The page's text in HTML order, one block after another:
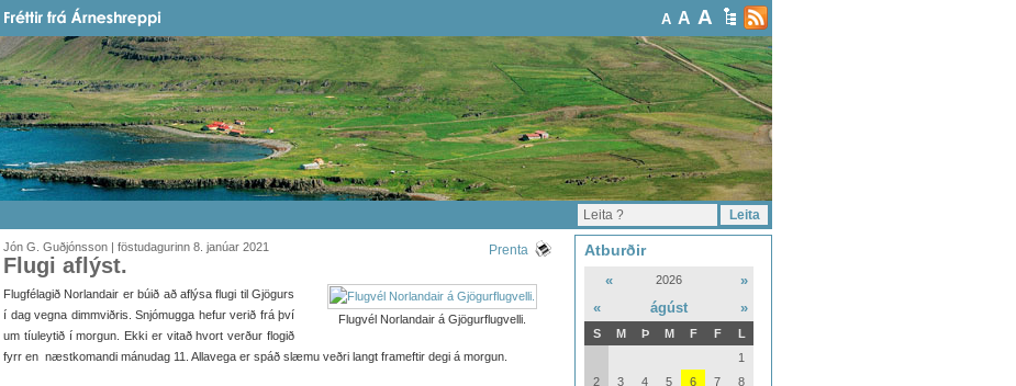
A A A
Jón G. Guðjónsson | föstudagurinn 8. janúar 2021 Prenta
Flugi aflýst.
Flugvél Norlandair á Gjögurflugvelli.
Flugfélagið Norlandair er búið að aflýsa flugi til Gjögurs
í dag vegna dimmviðris. Snjómugga hefur verið frá því
um tíuleytið í morgun. Ekki er vitað hvort verður flogið
fyrr en næstkomandi mánudag 11. Allavega er spáð slæmu veðri langt frameftir degi á morgun.
Atburðir
« 2026
»
«
ágúst »
S M Þ M F F
L
1
2
3 4 5 6 7
8